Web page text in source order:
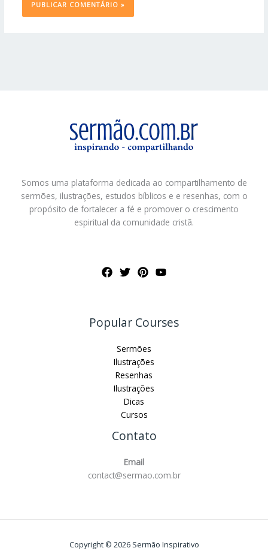
Somos uma plataforma dedicada ao compartilhamento de
sermões, ilustrações, estudos bíblicos e e resenhas, com o
propósito de fortalecer a fé e promover o crescimento
espiritual da comunidade cristã.
Popular Courses
Sermões
Ilustrações
Resenhas
Ilustrações
Dicas
Cursos
Contato
Email
contact@sermao.com.br
Copyright © 2026 Sermão Inspirativo